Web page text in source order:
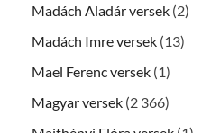
Madách Aladár versek (2)
Madách Imre versek (13)
Mael Ferenc versek (1)
Magyar versek (2 366)